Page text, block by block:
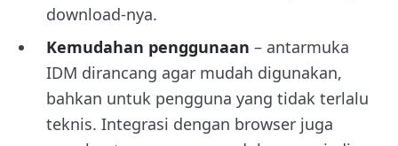
download-nya.
Kemudahan penggunaan – antarmuka
IDM dirancang agar mudah digunakan,
bahkan untuk pengguna yang tidak terlalu
teknis. Integrasi dengan browser juga